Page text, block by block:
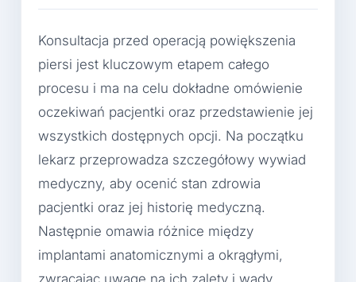
Konsultacja przed operacją powiększenia
piersi jest kluczowym etapem całego
procesu i ma na celu dokładne omówienie
oczekiwań pacjentki oraz przedstawienie jej
wszystkich dostępnych opcji. Na początku
lekarz przeprowadza szczegółowy wywiad
medyczny, aby ocenić stan zdrowia
pacjentki oraz jej historię medyczną.
Następnie omawia różnice między
implantami anatomicznymi a okrągłymi,
zwracając uwagę na ich zalety i wady.